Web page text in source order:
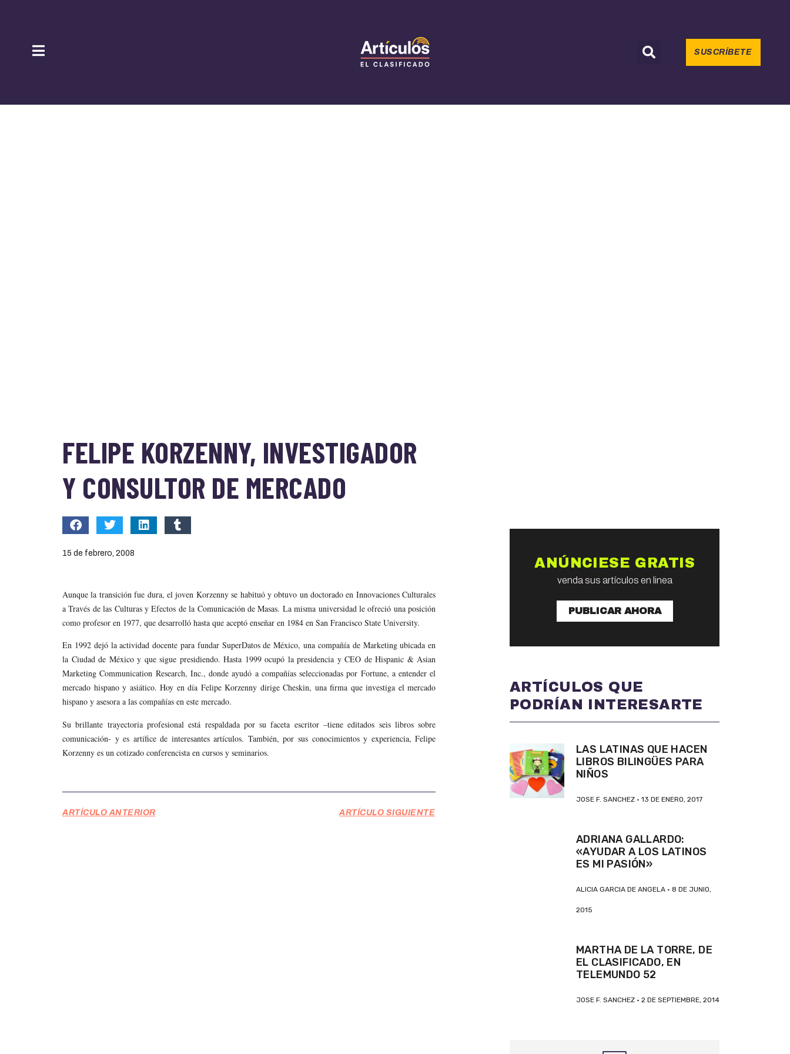
SUSCRÍBETE
FELIPE KORZENNY, INVESTIGADOR
Y CONSULTOR DE MERCADO
15 de febrero, 2008
Aunque la transición fue dura, el joven Korzenny se habituó y obtuvo un doctorado en Innovaciones Culturales
a Través de las Culturas y Efectos de la Comunicación de Masas. La misma universidad le ofreció una posición
como profesor en 1977, que desarrolló hasta que aceptó enseñar en 1984 en San Francisco State University.
En 1992 dejó la actividad docente para fundar SuperDatos de México, una compañía de Marketing ubicada en
la Ciudad de México y que sigue presidiendo. Hasta 1999 ocupó la presidencia y CEO de Hispanic & Asian
Marketing Communication Research, Inc., donde ayudó a compañías seleccionadas por Fortune, a entender el
mercado hispano y asiático. Hoy en día Felipe Korzenny dirige Cheskin, una firma que investiga el mercado
hispano y asesora a las compañías en este mercado.
Su brillante trayectoria profesional está respaldada por su faceta escritor –tiene editados seis libros sobre
comunicación- y es artífice de interesantes artículos. También, por sus conocimientos y experiencia, Felipe
Korzenny es un cotizado conferencista en cursos y seminarios.
ARTÍCULO ANTERIOR ARTÍCULO SIGUIENTE
ANÚNCIESE GRATIS
venda sus artículos en linea
PUBLICAR AHORA
ARTÍCULOS QUE
PODRÍAN INTERESARTE
LAS LATINAS QUE HACEN
LIBROS BILINGÜES PARA
NIÑOS
JOSE F. SANCHEZ 13 DE ENERO, 2017
ADRIANA GALLARDO:
«AYUDAR A LOS LATINOS
ES MI PASIÓN»
ALICIA GARCIA DE ANGELA 8 DE JUNIO,
2015
MARTHA DE LA TORRE, DE
EL CLASIFICADO, EN
TELEMUNDO 52
JOSE F. SANCHEZ 2 DE SEPTIEMBRE, 2014